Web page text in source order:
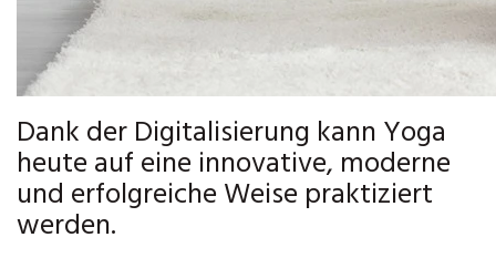
Dank der Digitalisierung kann Yoga
heute auf eine innovative, moderne
und erfolgreiche Weise praktiziert
werden.